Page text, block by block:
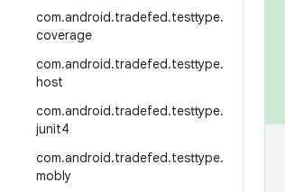
com.android.tradefed.testtype.
coverage
com.android.tradefed.testtype.
host
com.android.tradefed.testtype.
junit4
com.android.tradefed.testtype.
mobly